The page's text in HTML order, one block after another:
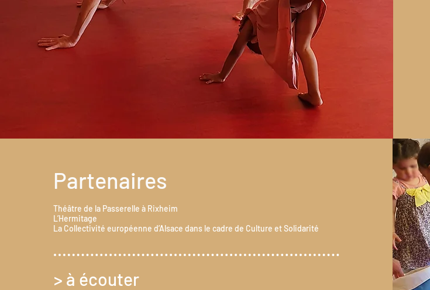
Partenaires
Théâtre de la Passerelle à Rixheim
L’Hermitage
La Collectivité européenne d’Alsace dans le cadre de Culture et Solidarité
> à écouter